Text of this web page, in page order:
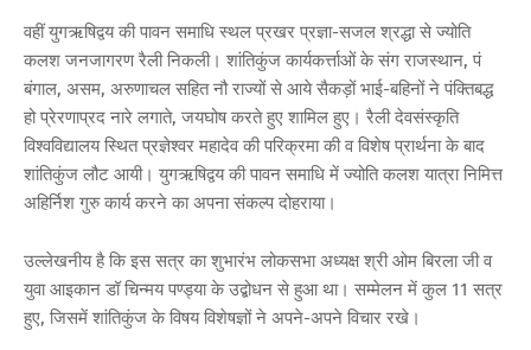
वहीं युगऋषिद्वय की पावन समाधि स्थल प्रखर प्रज्ञा-सजल श्रद्धा से ज्योति
कलश जनजागरण रैली निकली। शांतिकुंज कार्यकर्त्ताओं के संग राजस्थान, पं
बंगाल, असम, अरुणाचल सहित नौ राज्यों से आये सैकड़ों भाई-बहिनों ने पंक्तिबद्ध
हो प्रेरणाप्रद नारे लगाते, जयघोष करते हुए शामिल हुए। रैली देवसंस्कृति
विश्वविद्यालय स्थित प्रज्ञेश्वर महादेव की परिक्रमा की व विशेष प्रार्थना के बाद
शांतिकुंज लौट आयी। युगऋषिद्वय की पावन समाधि में ज्योति कलश यात्रा निमित्त
अहिर्निश गुरु कार्य करने का अपना संकल्प दोहराया।
उल्लेखनीय है कि इस सत्र का शुभारंभ लोकसभा अध्यक्ष श्री ओम बिरला जी व
युवा आइकान डॉ चिन्मय पण्ड्या के उद्बोधन से हुआ था। सम्मेलन में कुल 11 सत्र
हुए, जिसमें शांतिकुंज के विषय विशेषज्ञों ने अपने-अपने विचार रखे।